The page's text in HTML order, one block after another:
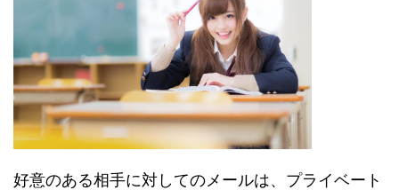
好意のある相手に対してのメールは、プライベート